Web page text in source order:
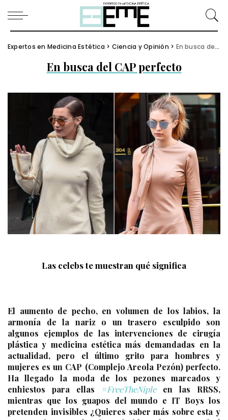
Expertos en Medicina Estética > Ciencia y Opinión > En busca del CAP perfecto
En busca del CAP perfecto
Las celebs te muestran qué significa
El aumento de pecho, en volumen de los labios, la
armonía de la nariz o un trasero esculpido son
algunos ejemplos de las intervenciones de cirugía
plástica y medicina estética más demandadas en la
actualidad, pero el último grito para hombres y
mujeres es un CAP (Complejo Areola Pezón) perfecto.
Ha llegado la moda de los pezones marcados y
enhiestos para ellas #FreeTheNiple
en las RRSS,
mientras que los guapos del mundo e IT Boys los
pretenden invisibles ¿Quieres saber más sobre esta y